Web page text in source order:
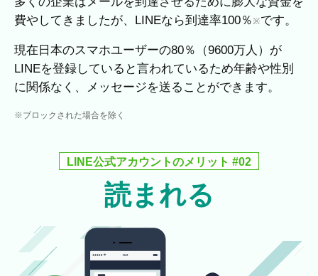
費やしてきましたが、LINEなら到達率100％※です。
現在日本のスマホユーザーの80％（9600万人）が
LINEを登録していると言われているため年齢や性別
に関係なく、メッセージを送ることができます。
※ブロックされた場合を除く
LINE公式アカウントのメリット #02
読まれる